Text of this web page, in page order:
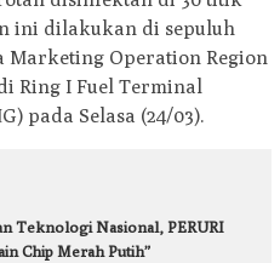
ini dilakukan di sepuluh
Operation Region
Ring I Fuel Terminal
pada Selasa (24/03).
Teknologi Nasional, PERURI
Chip Merah Putih”